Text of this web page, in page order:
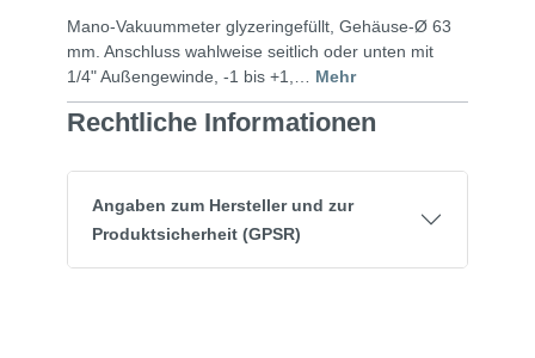
Mano-Vakuummeter glyzeringefüllt, Gehäuse-Ø 63
mm. Anschluss wahlweise seitlich oder unten mit
1/4" Außengewinde, -1 bis +1,… Mehr
Rechtliche Informationen
Angaben zum Hersteller und zur
Produktsicherheit (GPSR)